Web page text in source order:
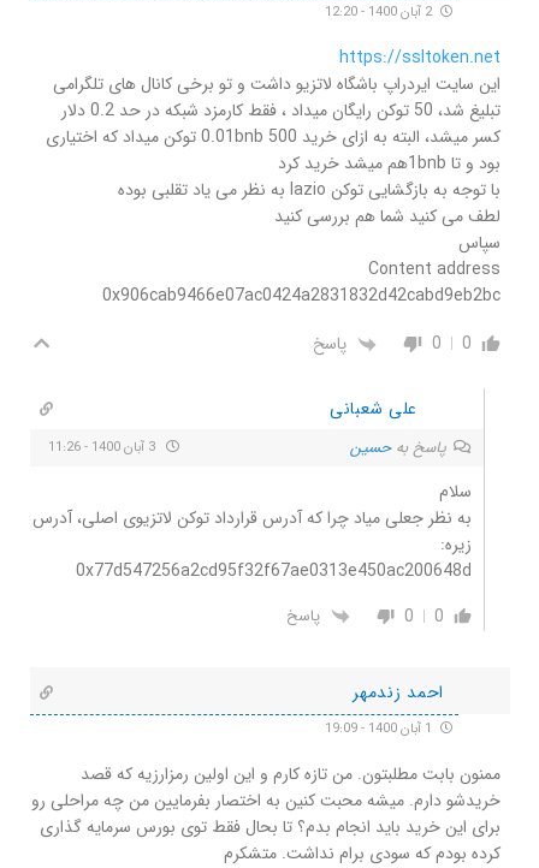
2 آبان 1400 - 12:20
https://ssltoken.net
این سایت ایردراپ باشگاه لاتزیو داشت و تو برخی کانال های تلگرامی
تبلیغ شد، 50 توکن رایگان میداد ، فقط کارمزد شبکه در حد 0.2 دلار
کسر میشد، البته به ازای خرید 0.01bnb 500 توکن میداد که اختیاری
بود و تا 1bnbهم میشد خرید کرد
با توجه به بازگشایی توکن lazio به نظر می یاد تقلبی بوده
لطف می کنید شما هم بررسی کنید
سپاس
Content address
0x906cab9466e07ac0424a2831832d42cabd9eb2bc
0
0 پاسخ
علی شعبانی
پاسخ بهحسین
سلام
به نظر جعلی میاد چرا که آدرس قرارداد توکن لاتزیوی اصلی، آدرس
زیره:
0x77d547256a2cd95f32f67ae0313e450ac200648d
0
0 پاسخ
احمد زندمهر
ممنون بابت مطلبتون. من تازه کارم و این اولین رمزارزیه که قصد
خریدشو دارم. میشه محبت کنین به اختصار بفرمایین من چه مراحلی رو
برای این خرید باید انجام بدم؟ تا بحال فقط توی بورس سرمایه گذاری
کرده بودم که سودی برام نداشت. متشکرم